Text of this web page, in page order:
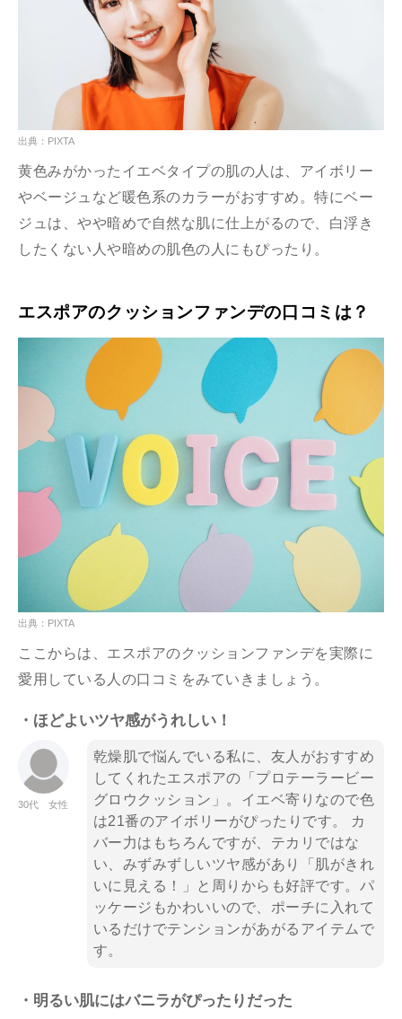
出典：PIXTA
黄色みがかったイエベタイプの肌の人は、アイボリー
やベージュなど暖色系のカラーがおすすめ。特にベー
ジュは、やや暗めで自然な肌に仕上がるので、白浮き
したくない人や暗めの肌色の人にもぴったり。
エスポアのクッションファンデの口コミは？
出典：PIXTA
ここからは、エスポアのクッションファンデを実際に
愛用している人の口コミをみていきましょう。
・ほどよいツヤ感がうれしい！
30代 女性
乾燥肌で悩んでいる私に、友人がおすすめ
してくれたエスポアの「プロテーラービー
グロウクッション」。イエベ寄りなので色
は21番のアイボリーがぴったりです。 カ
バー力はもちろんですが、テカリではな
い、みずみずしいツヤ感があり「肌がきれ
いに見える！」と周りからも好評です。パ
ッケージもかわいいので、ポーチに入れて
いるだけでテンションがあがるアイテムで
す。
・明るい肌にはバニラがぴったりだった